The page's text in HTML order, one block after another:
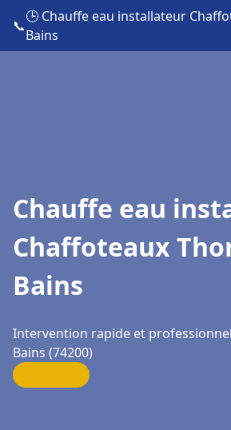
📞
🕒 Chauffe eau installateur
Bains
Chauffe eau
Chaffoteaux
Bains
Intervention rapide et
Bains (74200)